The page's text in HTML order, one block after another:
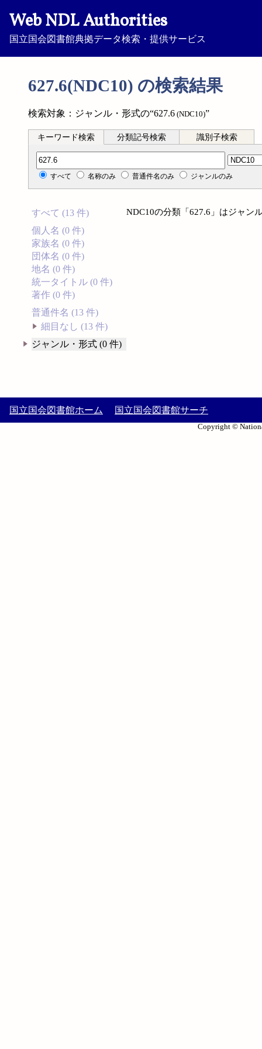
Web NDL Authorities
国立国会図書館典拠データ検索・提供サービス
627.6(NDC10) の検索結果
検索対象：ジャンル・形式の“627.6 (NDC10)”
キーワード検索 分類記号検索 識別子検索
分類記号検索
すべて 名称のみ 普通件名のみ ジャンルのみ
すべて (13 件)
個人名 (0 件)
家族名 (0 件)
団体名 (0 件)
地名 (0 件)
統一タイトル (0 件)
著作 (0 件)
普通件名 (13 件)
細目なし (13 件)
ジャンル・形式 (0 件)
NDC10の分類「627.6」はジャン
国立国会図書館ホーム 国立国会図書館サーチ
Copyright ©